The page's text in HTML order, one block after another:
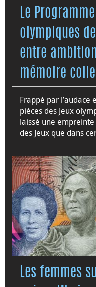
Le
olympiques
entre
mémoire
Frappé par l’audace
pièces des Jeux
laissé une
des Jeux que dans
Les femmes